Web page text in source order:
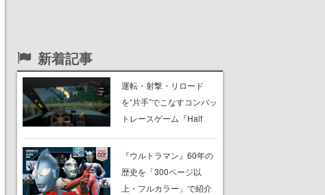
新着記事
運転・射撃・リロード
を“片手”でこなすコンバッ
トレースゲーム『Half
イバルを片手運転でぶっ
飛ばし、銃の片手撃ちで
蹴散らしながら勝利を目
『ウルトラマン』60年の
歴史を「300ページ以
上・フルカラー」で紹介